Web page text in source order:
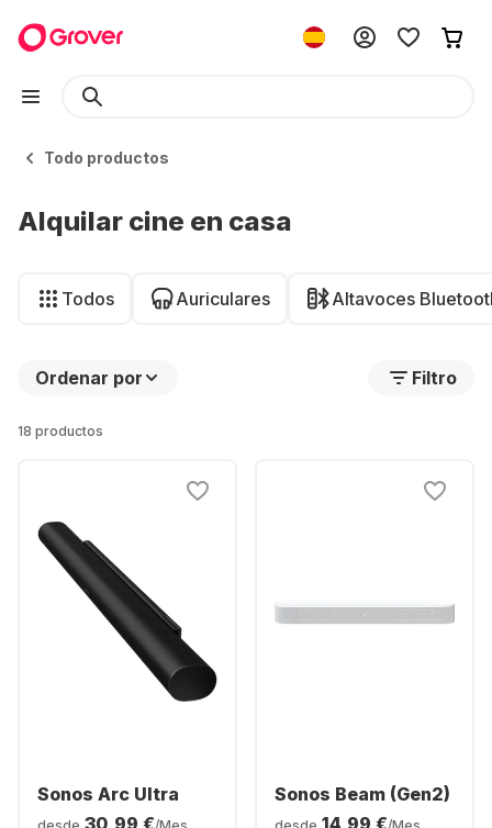
Todo productos
Alquilar cine en casa
Todos Auriculares Altavoces
Ordenar por Filtro
18 productos
Sonos Arc Ultra
30,99 €
Sonos Beam (Gen2)
14,99 €